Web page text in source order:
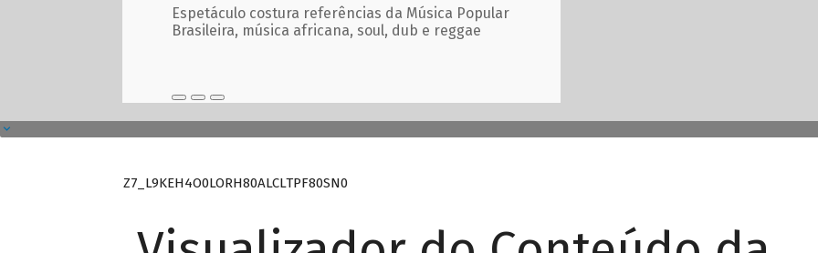
Espetáculo costura referências da Música Popular
Brasileira, música africana, soul, dub e reggae
Z7_L9KEH4O0LORH80ALCLTPF80SN0